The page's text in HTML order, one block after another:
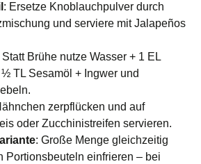
: Ersetze Knoblauchpulver durch
und serviere mit Jalapeños
Statt Brühe nutze Wasser + 1 EL
TL Sesamöl + Ingwer und
zerpflücken und auf
oder Zucchinistreifen servieren.
: Große Menge gleichzeitig
Portionsbeuteln einfrieren – bei